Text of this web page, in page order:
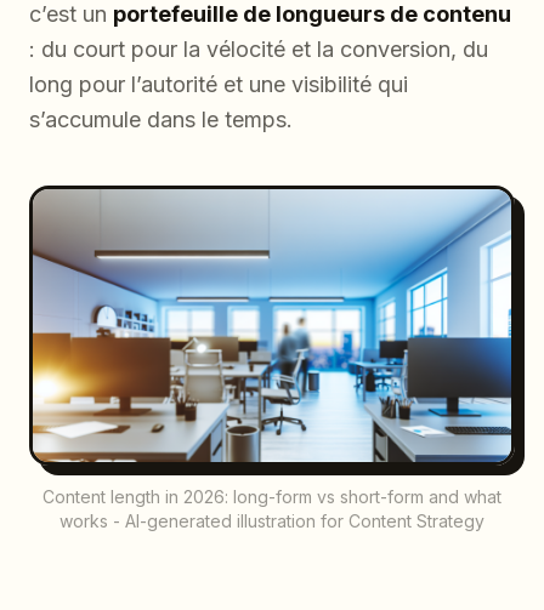
c’est un portefeuille de longueurs de contenu
: du court pour la vélocité et la conversion, du
long pour l’autorité et une visibilité qui
s’accumule dans le temps.
Content length in 2026: long-form vs short-form and what
works - AI-generated illustration for Content Strategy